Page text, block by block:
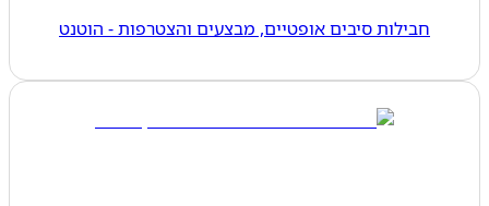
חבילות סיבים אופטיים, מבצעים והצטרפות - הוטנט